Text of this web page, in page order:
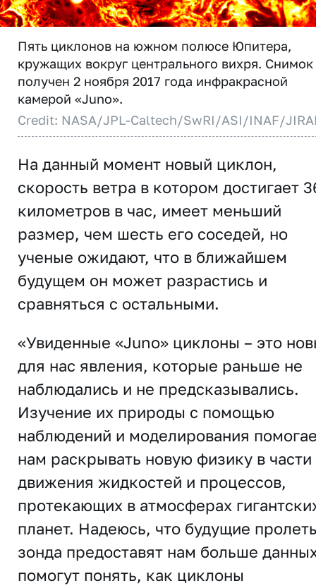
Пять циклонов на южном полюсе Юпитера,
кружащих вокруг центрального вихря. Снимок
получен 2 ноября 2017 года инфракрасной
камерой «Juno».
Credit: NASA/JPL-Caltech/SwRI/ASI/INAF/
На данный момент новый циклон,
скорость ветра в котором достигает
километров в час, имеет меньший
размер, чем шесть его соседей, но
ученые ожидают, что в ближайшем
будущем он может разрастись и
сравняться с остальными.
«Увиденные «Juno» циклоны – это
для нас явления, которые раньше не
наблюдались и не предсказывались.
Изучение их природы с помощью
наблюдений и моделирования
нам раскрывать новую физику в части
движения жидкостей и процессов,
протекающих в атмосферах
планет. Надеюсь, что будущие
зонда предоставят нам больше
помогут понять, как циклоны